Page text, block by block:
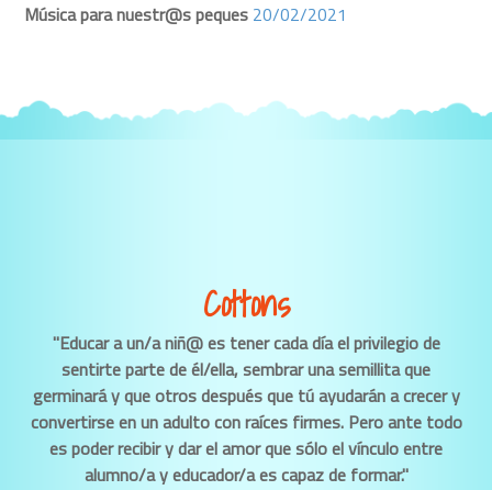
Música para nuestr@s peques 20/02/2021
Cottons
"Educar a un/a niñ@ es tener cada día el privilegio de
sentirte parte de él/ella, sembrar una semillita que
germinará y que otros después que tú ayudarán a crecer y
convertirse en un adulto con raíces firmes. Pero ante todo
es poder recibir y dar el amor que sólo el vínculo entre
alumno/a y educador/a es capaz de formar."